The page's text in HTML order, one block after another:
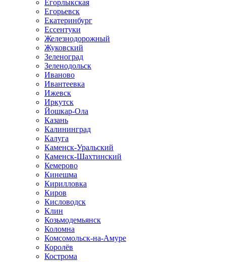
Егорлыкская
Егорьевск
Екатеринбург
Ессентуки
Железнодорожный
Жуковский
Зеленоград
Зеленодольск
Иваново
Ивантеевка
Ижевск
Иркутск
Йошкар-Ола
Казань
Калининград
Калуга
Каменск-Уральский
Каменск-Шахтинский
Кемерово
Кинешма
Кирилловка
Киров
Кисловодск
Клин
Козьмодемьянск
Коломна
Комсомольск-на-Амуре
Королёв
Кострома